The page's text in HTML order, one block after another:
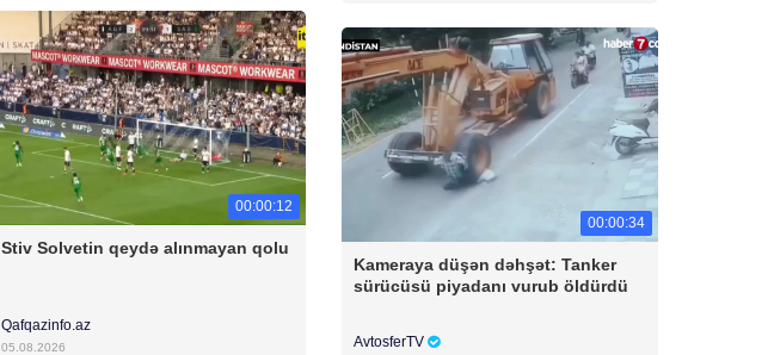
00:00:12
Stiv Solvetin qeydə alınmayan qolu
Qafqazinfo.az
05.08.2026
00:00:34
Kameraya düşən dəhşət: Tanker
sürücüsü piyadanı vurub öldürdü
AvtosferTV